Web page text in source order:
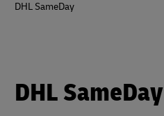
here
DHL SameDay
DHL SameDay